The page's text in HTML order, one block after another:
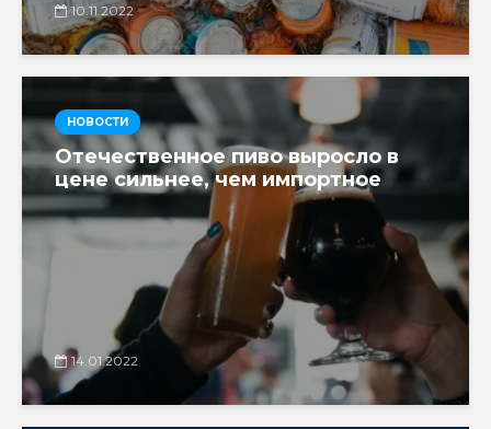
10.11.2022
НОВОСТИ
Отечественное пиво выросло в
цене сильнее, чем импортное
14.01.2022